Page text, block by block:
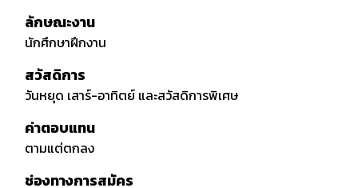
ลักษณะงาน
นักศึกษาฝึกงาน
สวัสดิการ
วันหยุด เสาร์-อาทิตย์ และสวัสดิการพิเศษ
ค่าตอบแทน
ตามแต่ตกลง
ช่องทางการสมัคร